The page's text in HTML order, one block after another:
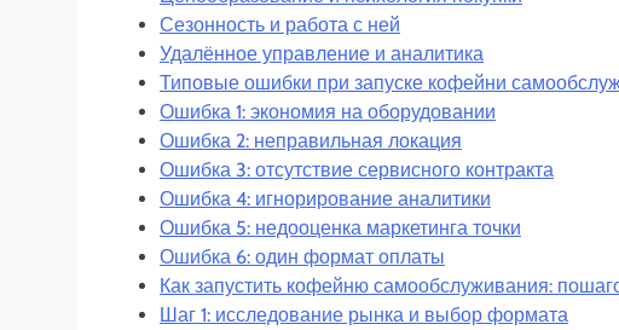
Сезонность и работа с ней
Удалённое управление и аналитика
Типовые ошибки при запуске кофейни
Ошибка 1: экономия на оборудовании
Ошибка 2: неправильная локация
Ошибка 3: отсутствие сервисного контракта
Ошибка 4: игнорирование аналитики
Ошибка 5: недооценка маркетинга точки
Ошибка 6: один формат оплаты
Как запустить кофейню самообслуживания:
Шаг 1: исследование рынка и выбор формата